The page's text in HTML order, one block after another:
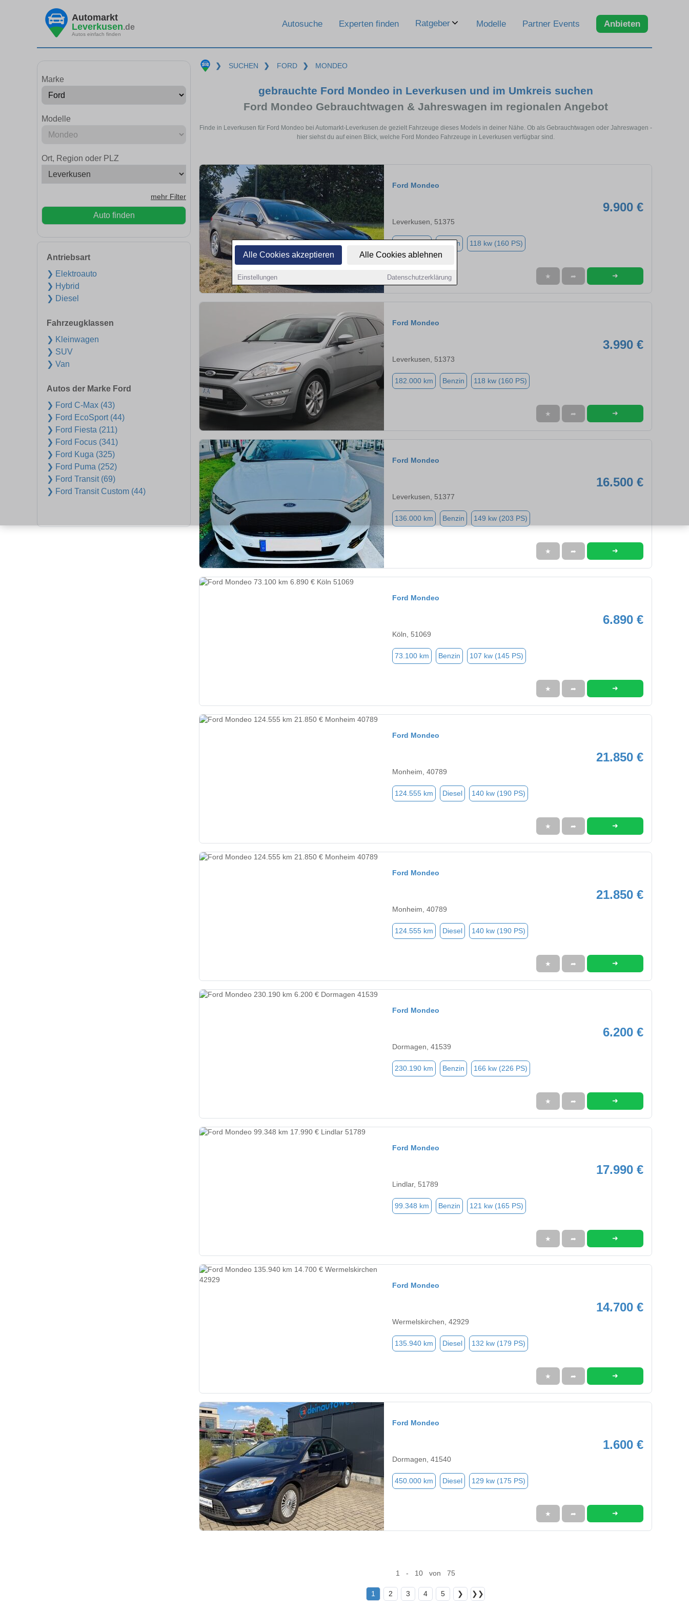
Alle Cookies akzeptieren Alle Cookies ablehnen
Einstellungen Datenschutzerklärung
Automarkt
Leverkusen.de
Autos einfach finden
Autosuche Experten finden Ratgeber Modelle Partner Events Anbieten
Marke
Modelle
Ort, Region oder PLZ
mehr Filter
Auto finden
Antriebsart
❯ Elektroauto
❯ Hybrid
❯ Diesel
Fahrzeugklassen
❯ Kleinwagen
❯ SUV
❯ Van
Autos der Marke Ford
❯ Ford C-Max (43)
❯ Ford EcoSport (44)
❯ Ford Fiesta (211)
❯ Ford Focus (341)
❯ Ford Kuga (325)
❯ Ford Puma (252)
❯ Ford Transit (69)
❯ Ford Transit Custom (44)
❯ SUCHEN ❯ FORD ❯ MONDEO
gebrauchte Ford Mondeo in Leverkusen und im Umkreis suchen
Ford Mondeo Gebrauchtwagen & Jahreswagen im regionalen Angebot
Finde in Leverkusen für Ford Mondeo bei Automarkt-Leverkusen.de gezielt Fahrzeuge dieses Models in deiner Nähe. Ob als Gebrauchtwagen oder Jahreswagen -
hier siehst du auf einen Blick, welche Ford Mondeo Fahrzeuge in Leverkusen verfügbar sind.
Ford Mondeo
9.900 €
Leverkusen, 51375
Benzin 118 kw (160 PS)
★ ➦ ➜
Ford Mondeo
3.990 €
Leverkusen, 51373
182.000 km Benzin 118 kw (160 PS)
★ ➦ ➜
Ford Mondeo
16.500 €
Leverkusen, 51377
136.000 km Benzin 149 kw (203 PS)
★ ➦ ➜
Ford Mondeo
6.890 €
Köln, 51069
73.100 km Benzin 107 kw (145 PS)
★ ➦ ➜
Ford Mondeo
21.850 €
Monheim, 40789
124.555 km Diesel 140 kw (190 PS)
★ ➦ ➜
Ford Mondeo
21.850 €
Monheim, 40789
124.555 km Diesel 140 kw (190 PS)
★ ➦ ➜
Ford Mondeo
6.200 €
Dormagen, 41539
230.190 km Benzin 166 kw (226 PS)
★ ➦ ➜
Ford Mondeo
17.990 €
Lindlar, 51789
99.348 km Benzin 121 kw (165 PS)
★ ➦ ➜
Ford Mondeo
14.700 €
Wermelskirchen, 42929
135.940 km Diesel 132 kw (179 PS)
★ ➦ ➜
Ford Mondeo
1.600 €
Dormagen, 41540
450.000 km Diesel 129 kw (175 PS)
★ ➦ ➜
1 - 10 von 75
1 2 3 4 5 ❯ ❯❯